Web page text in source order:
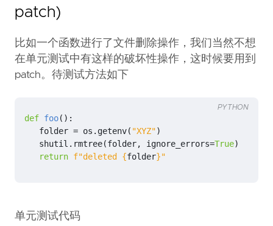
patch)
比如一个函数进行了文件删除操作，我们当然不想
在单元测试中有这样的破坏性操作，这时候要用到
patch。待测试方法如下
def foo():
folder = os . getenv( "XYZ")
shutil . rmtree(folder, ignore_errors=True)
return f"deleted {folder}"
PYTHON
单元测试代码